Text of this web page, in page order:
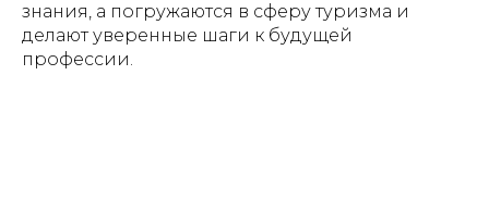
знания, а погружаются в сферу туризма и
делают уверенные шаги к будущей
профессии.